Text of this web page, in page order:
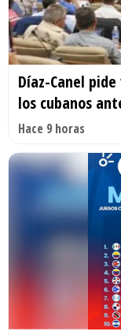
Díaz-Canel
los cubanos
Hace 9 horas